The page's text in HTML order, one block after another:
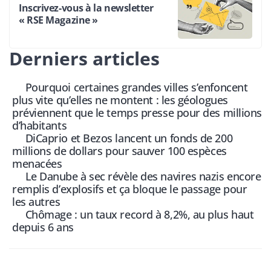
Inscrivez-vous à la newsletter
« RSE Magazine »
Derniers articles
Pourquoi certaines grandes villes s’enfoncent
plus vite qu’elles ne montent : les géologues
préviennent que le temps presse pour des millions
d’habitants
DiCaprio et Bezos lancent un fonds de 200
millions de dollars pour sauver 100 espèces
menacées
Le Danube à sec révèle des navires nazis encore
remplis d’explosifs et ça bloque le passage pour
les autres
Chômage : un taux record à 8,2%, au plus haut
depuis 6 ans